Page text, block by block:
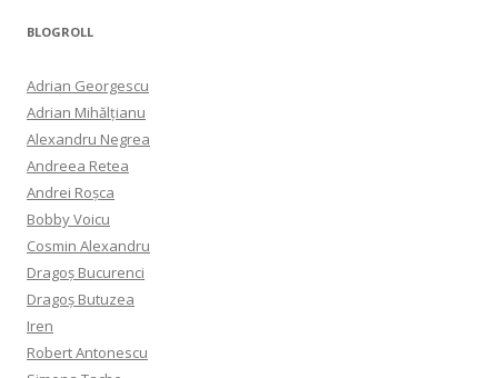
BLOGROLL
Adrian Georgescu
Adrian Mihălțianu
Alexandru Negrea
Andreea Retea
Andrei Roșca
Bobby Voicu
Cosmin Alexandru
Dragoș Bucurenci
Dragoș Butuzea
Iren
Robert Antonescu